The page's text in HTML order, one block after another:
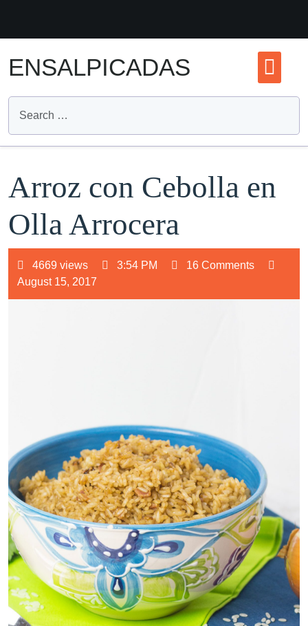
content
ENSALPICADAS
Arroz con Cebolla en
Olla Arrocera
4669 views 3:54 PM
16 Comments
August 15, 2017